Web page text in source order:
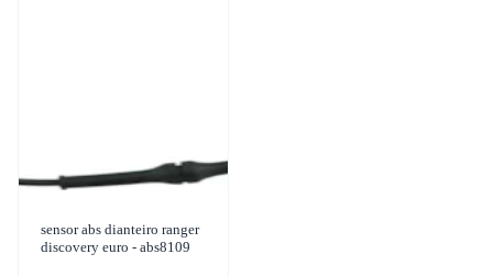
sensor abs dianteiro ranger
discovery euro - abs8109